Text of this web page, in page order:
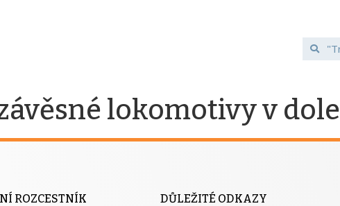
lokomotivy v dole
ROZCESTNÍK DŮLEŽITÉ ODKAZY